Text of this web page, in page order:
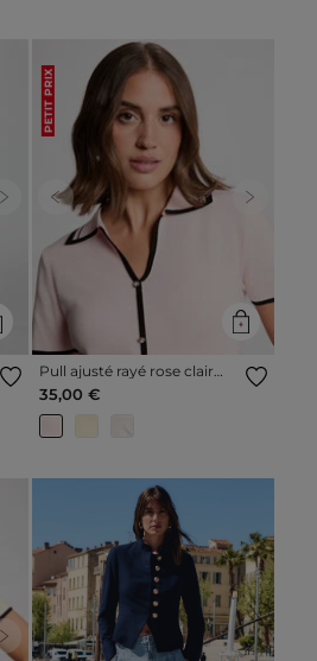
Next
PETIT PRIX
Previous Next
Pull ajusté rayé rose clair
femme
35,00 €
Next